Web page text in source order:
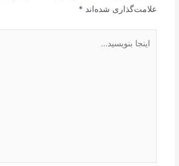
علامت‌گذاری شده‌اند *
بنویسید…